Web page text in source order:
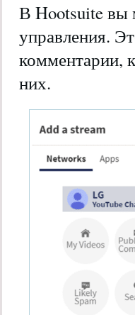
В Hootsuite вы
управления.
комментарии,
них.